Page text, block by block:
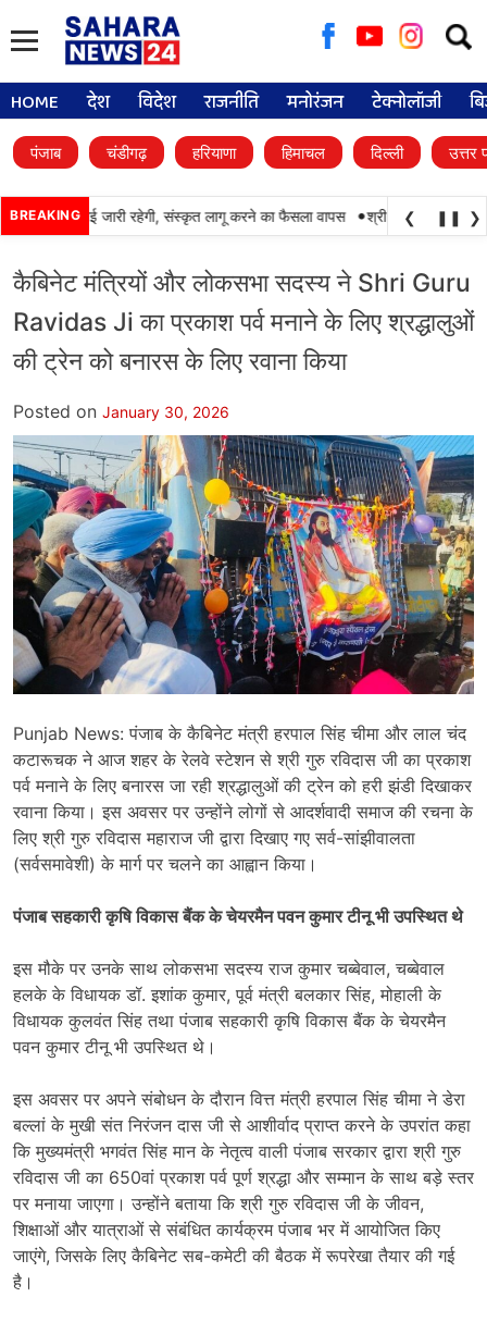
for:
HOME देश विदेश राजनीति मनोरंजन टेक्नोलॉजी
पंजाब चंडीगढ़ हरियाणा हिमाचल दिल्ली उत्तर
BREAKINGकी पढ़ाई जारी रहेगी, संस्कृत लागू करने का फैसला वापस • श्री गुरु हरिकृष्ण
❮ ❚❚ ❯
कैबिनेट मंत्रियों और लोकसभा सदस्य ने Shri Guru
Ravidas Ji का प्रकाश पर्व मनाने के लिए श्रद्धालुओं
की ट्रेन को बनारस के लिए रवाना किया
Posted on January 30, 2026
Punjab News: पंजाब के कैबिनेट मंत्री हरपाल सिंह चीमा और लाल चंद
कटारूचक ने आज शहर के रेलवे स्टेशन से श्री गुरु रविदास जी का प्रकाश
पर्व मनाने के लिए बनारस जा रही श्रद्धालुओं की ट्रेन को हरी झंडी दिखाकर
रवाना किया। इस अवसर पर उन्होंने लोगों से आदर्शवादी समाज की रचना के
लिए श्री गुरु रविदास महाराज जी द्वारा दिखाए गए सर्व-सांझीवालता
(सर्वसमावेशी) के मार्ग पर चलने का आह्वान किया।
पंजाब सहकारी कृषि विकास बैंक के चेयरमैन पवन कुमार टीनू भी उपस्थित थे
इस मौके पर उनके साथ लोकसभा सदस्य राज कुमार चब्बेवाल, चब्बेवाल
हलके के विधायक डॉ. इशांक कुमार, पूर्व मंत्री बलकार सिंह, मोहाली के
विधायक कुलवंत सिंह तथा पंजाब सहकारी कृषि विकास बैंक के चेयरमैन
पवन कुमार टीनू भी उपस्थित थे।
इस अवसर पर अपने संबोधन के दौरान वित्त मंत्री हरपाल सिंह चीमा ने डेरा
बल्लां के मुखी संत निरंजन दास जी से आशीर्वाद प्राप्त करने के उपरांत कहा
कि मुख्यमंत्री भगवंत सिंह मान के नेतृत्व वाली पंजाब सरकार द्वारा श्री गुरु
रविदास जी का 650वां प्रकाश पर्व पूर्ण श्रद्धा और सम्मान के साथ बड़े स्तर
पर मनाया जाएगा। उन्होंने बताया कि श्री गुरु रविदास जी के जीवन,
शिक्षाओं और यात्राओं से संबंधित कार्यक्रम पंजाब भर में आयोजित किए
जाएंगे, जिसके लिए कैबिनेट सब-कमेटी की बैठक में रूपरेखा तैयार की गई
है।